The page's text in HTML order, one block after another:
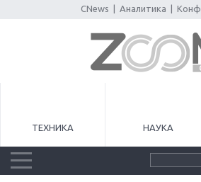
CNews Аналитика
ТЕХНИКА НАУКА